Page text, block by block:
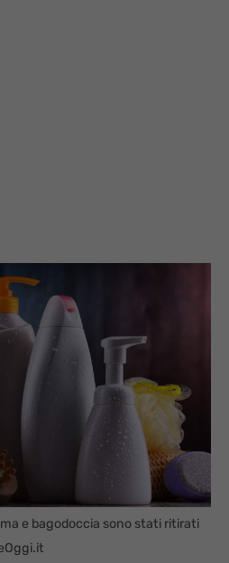
e bagodoccia sono stati ritirati